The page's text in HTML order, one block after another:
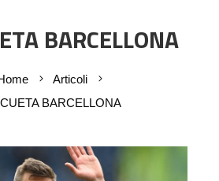
BARCELLONA
Articoli
BARCELLONA